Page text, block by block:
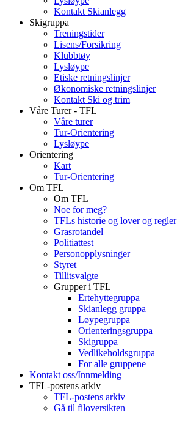
Kontakt Skianlegg
Skigruppa
Treningstider
Lisens/Forsikring
Klubbtøy
Lysløype
Etiske retningslinjer
Økonomiske retningslinjer
Kontakt Ski og trim
Våre Turer - TFL
Våre turer
Tur-Orientering
Lysløype
Orientering
Kart
Tur-Orientering
Om TFL
Om TFL
Noe for meg?
TFLs historie og lover og regler
Grasrotandel
Politiattest
Personopplysninger
Styret
Tillitsvalgte
Grupper i TFL
Ertehyttegruppa
Skianlegg gruppa
Løypegruppa
Orienteringsgruppa
Skigruppa
Vedlikeholdsgruppa
For alle gruppene
Kontakt oss/Innmelding
TFL-postens arkiv
TFL-postens arkiv
Gå til filoversikten